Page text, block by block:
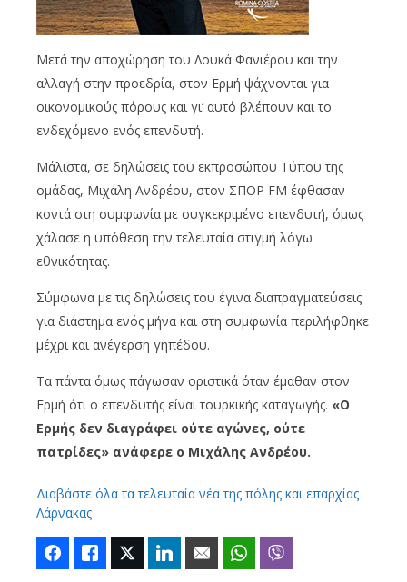
Mετά την αποχώρηση του Λουκά Φανιέρου και την
αλλαγή στην προεδρία, στον Ερμή ψάχνονται για
οικονομικούς πόρους και γι’ αυτό βλέπουν και το
ενδεχόμενο ενός επενδυτή.
Μάλιστα, σε δηλώσεις του εκπροσώπου Τύπου της
ομάδας, Μιχάλη Ανδρέου, στον ΣΠΟΡ FM έφθασαν
κοντά στη συμφωνία με συγκεκριμένο επενδυτή, όμως
χάλασε η υπόθεση την τελευταία στιγμή λόγω
εθνικότητας.
Σύμφωνα με τις δηλώσεις του έγινα διαπραγματεύσεις
για διάστημα ενός μήνα και στη συμφωνία περιλήφθηκε
μέχρι και ανέγερση γηπέδου.
Τα πάντα όμως πάγωσαν οριστικά όταν έμαθαν στον
Ερμή ότι ο επενδυτής είναι τουρκικής καταγωγής. «Ο
Ερμής δεν διαγράφει ούτε αγώνες, ούτε
πατρίδες» ανάφερε ο Μιχάλης Ανδρέου.
Διαβάστε όλα τα τελευταία νέα της πόλης και επαρχίας
Λάρνακας
FacebookLike Twitter LinkedIn Email WhatsApp